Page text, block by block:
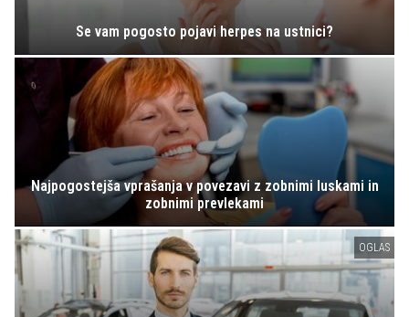
Se vam pogosto pojavi herpes na ustnici?
Najpogostejša vprašanja v povezavi z zobnimi luskami in
zobnimi prevlekami
OGLAS